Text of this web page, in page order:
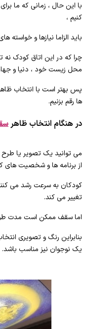
با این حال ، زمانی که ما
کنیم ،
باید الزاما نیازها و خواسته
چرا که در این اتاق کودک نه
محل زیست خود ، دنیا و
پس بهتر است با انتخاب
ها رقم بزنیم.
در هنگام انتخاب ظاهر
می توانید یک تصویر یا
از برنامه ها و شخصیت های
کودکان به سرعت رشد می
تغییر می کند.
اما سقف ممکن است مدت
بنابراین رنگ و تصویری
یک نوجوان نیز مناسب باشد.